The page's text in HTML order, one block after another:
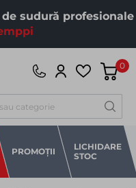
sudură profesionale
0
PROMOȚII
LICHIDARE
STOC